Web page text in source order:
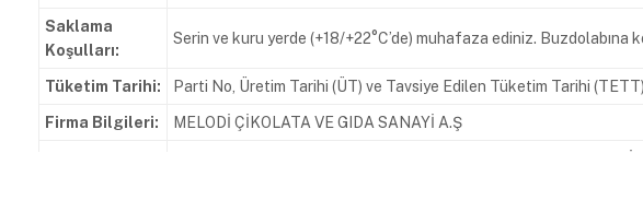
Saklama
Koşulları:
Serin ve kuru yerde (+18/+22°C’de) muhafaza ediniz. Buzdolabına
Tüketim Tarihi: Parti No, Üretim Tarihi (ÜT) ve Tavsiye Edilen Tüketim Tarihi
Firma Bilgileri: MELODİ ÇİKOLATA VE GIDA SANAYİ A.Ş